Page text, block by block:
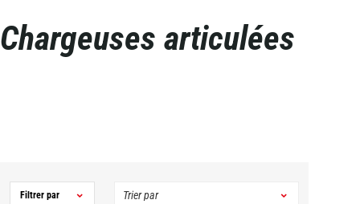
Chargeuses articulées
Filtrer par